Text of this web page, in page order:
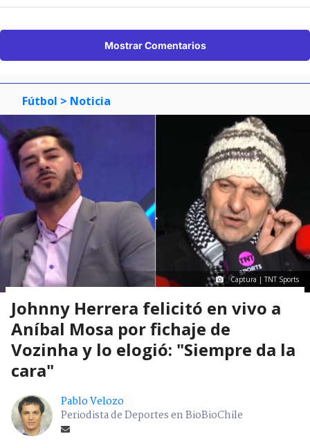
Mostrar Comentarios
Fútbol > Noticia
Captura | TNT Sports
Johnny Herrera felicitó en vivo a
Aníbal Mosa por fichaje de
Vozinha y lo elogió: "Siempre da la
cara"
Pablo Velozo
Periodista de Deportes en BioBioChile